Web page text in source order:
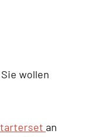
wollen
an